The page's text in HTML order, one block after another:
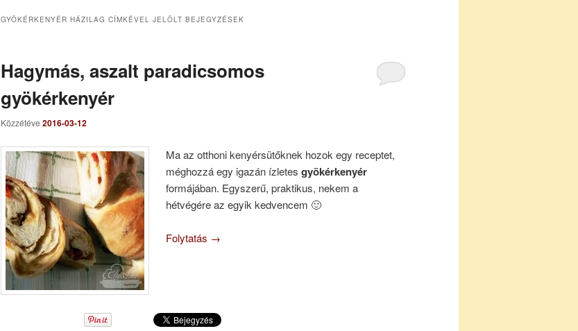
GYÖKÉRKENYÉR HÁZILAG CÍMKÉVEL JELÖLT BEJEGYZÉSEK
Hagymás, aszalt paradicsomos
gyökérkenyér
Közzétéve 2016-03-12
Ma az otthoni kenyérsütőknek hozok egy receptet,
méghozzá egy igazán ízletesgyökérkenyér
formájában. Egyszerű, praktikus, nekem a
hétvégére az egyik kedvencem 🙂
Folytatás →